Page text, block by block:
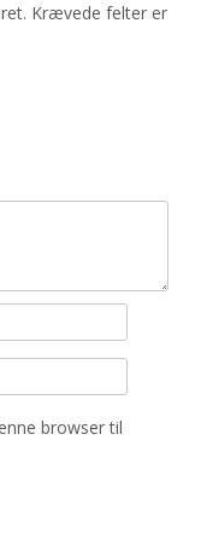
Krævede felter er
browser til